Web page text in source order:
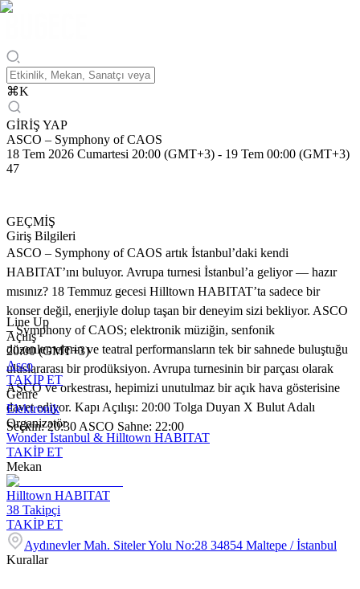
⌘K
GİRİŞ YAP
ASCO – Symphony of CAOS
18 Tem 2026 Cumartesi 20:00 (GMT+3) - 19 Tem 00:00 (GMT+3)
47
GEÇMİŞ
Giriş Bilgileri
ASCO – Symphony of CAOS artık İstanbul’daki kendi
HABITAT’ını buluyor. Avrupa turnesi İstanbul’a geliyor — hazır
mısınız? 18 Temmuz gecesi Hilltown HABITAT’ta sadece bir
konser değil, enerjiyle dolup taşan bir deneyim sizi bekliyor. ASCO
– Symphony of CAOS; elektronik müziğin, senfonik
düzenlemelerin ve teatral performansların tek bir sahnede buluştuğu
uluslararası bir prodüksiyon. Avrupa turnesinin bir parçası olarak
ASCO ve orkestrası, hepimizi unutulmaz bir açık hava gösterisine
davet ediyor. Kapı Açılışı: 20:00 Tolga Duyan X Bulut Adalı
Seçkin: 20:30 ASCO Sahne: 22:00
Line Up
Açılış
20:00 (GMT+3)
Asco
TAKİP ET
Genre
Elektronik
Organizatör
Wonder İstanbul & Hilltown HABITAT
TAKİP ET
Mekan
Hilltown HABITAT
38 Takipçi
TAKİP ET
Aydınevler Mah. Siteler Yolu No:28 34854 Maltepe / İstanbul
Kurallar